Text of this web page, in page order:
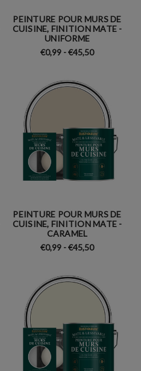
PEINTURE POUR MURS DE
CUISINE, FINITION MATE -
UNIFORME
€0,99 - €45,50
PEINTURE POUR MURS DE
CUISINE, FINITION MATE -
CARAMEL
€0,99 - €45,50